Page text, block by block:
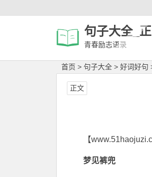
句子大全_
青春励志语录
首页 > 句子大全 > 好词好句
正文
【
梦见裤兜